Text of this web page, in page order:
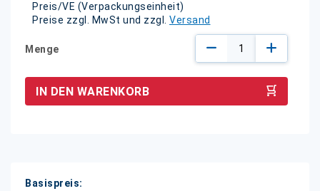
Preis/VE (Verpackungseinheit)
Preise zzgl. MwSt und zzgl. Versand
Menge
IN DEN WARENKORB
Weitere